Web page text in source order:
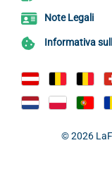
Note Legali
Informativa
© 2026